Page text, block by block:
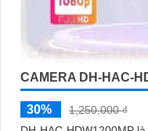
CAMERA DH-HAC-
30%
1,250,000 ₫